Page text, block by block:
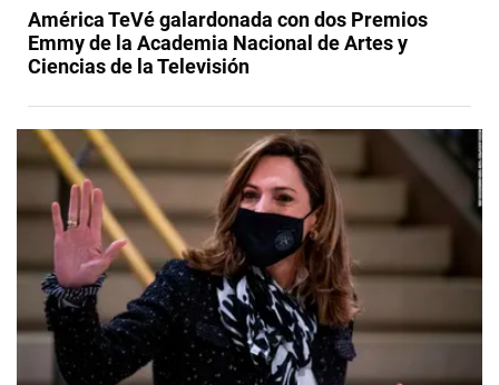
América TeVé galardonada con dos Premios
Emmy de la Academia Nacional de Artes y
Ciencias de la Televisión